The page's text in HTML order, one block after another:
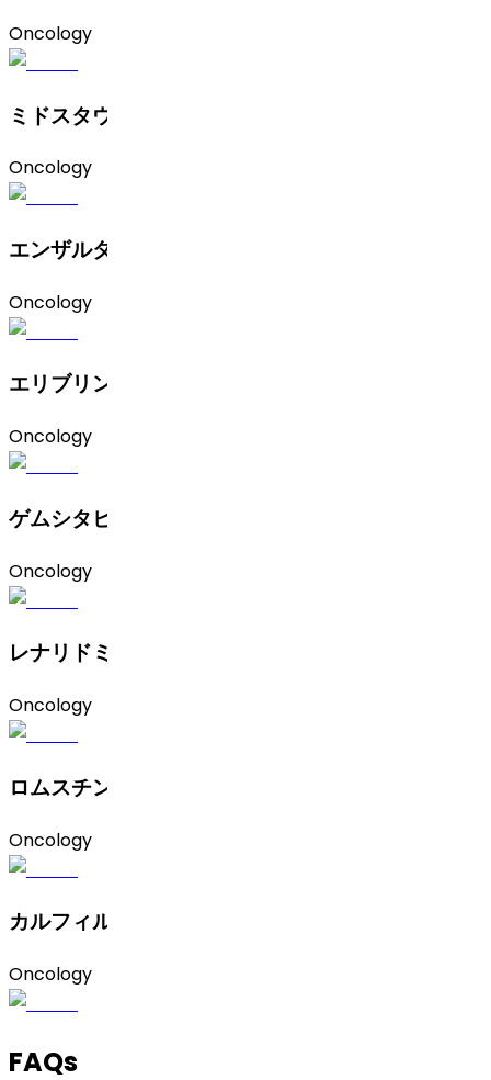
Oncology
ミドスタウリン（非晶質お よびII型）
Oncology
エンザルタミド（結晶およびプレミックス)
Oncology
エリブリンメシル酸塩
Oncology
ゲムシタビン
Oncology
レナリドミド（ A型)
Oncology
ロムスチン
Oncology
カルフィルゾミブ
Oncology
FAQs